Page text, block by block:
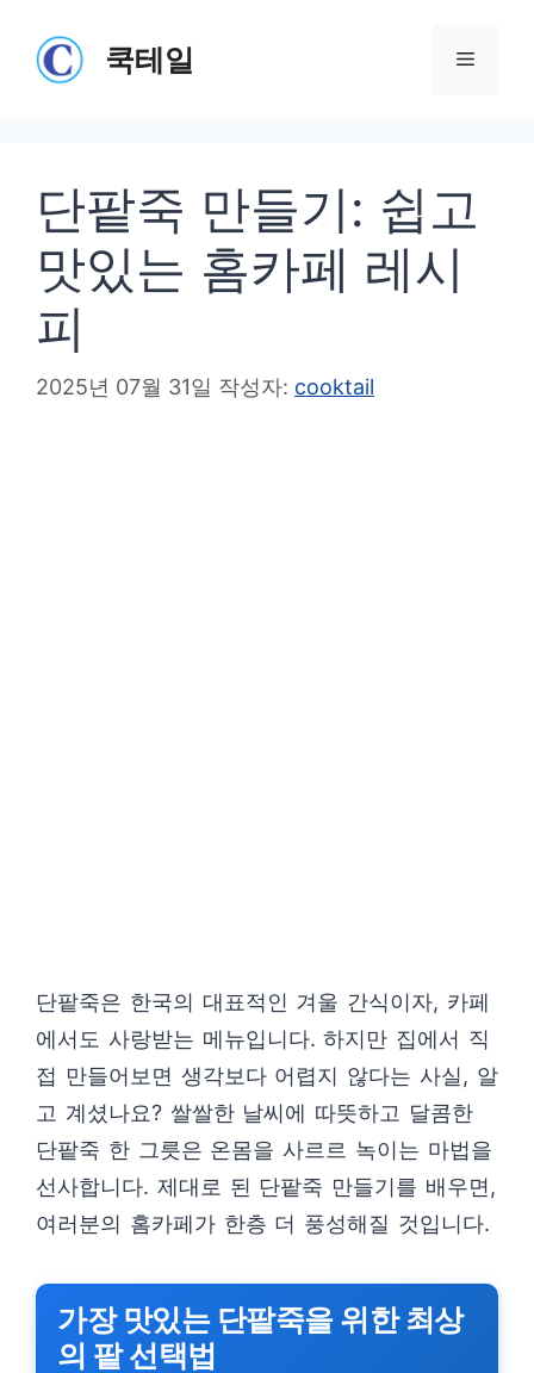
쿡테일 메
단팥죽 만들기: 쉽고
맛있는 홈카페 레시
피
2025년 07월 31일 작성자: cooktail
단팥죽은 한국의 대표적인 겨울 간식이자, 카페
에서도 사랑받는 메뉴입니다. 하지만 집에서 직
접 만들어보면 생각보다 어렵지 않다는 사실, 알
고 계셨나요? 쌀쌀한 날씨에 따뜻하고 달콤한
단팥죽 한 그릇은 온몸을 사르르 녹이는 마법을
선사합니다. 제대로 된 단팥죽 만들기를 배우면,
여러분의 홈카페가 한층 더 풍성해질 것입니다.
가장 맛있는 단팥죽을 위한 최상
의 팥 선택법